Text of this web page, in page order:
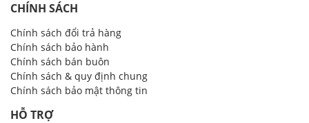
CHÍNH SÁCH
Chính sách đổi trả hàng
Chính sách bảo hành
Chính sách bán buôn
Chính sách & quy định chung
Chính sách bảo mật thông tin
HỖ TRỢ